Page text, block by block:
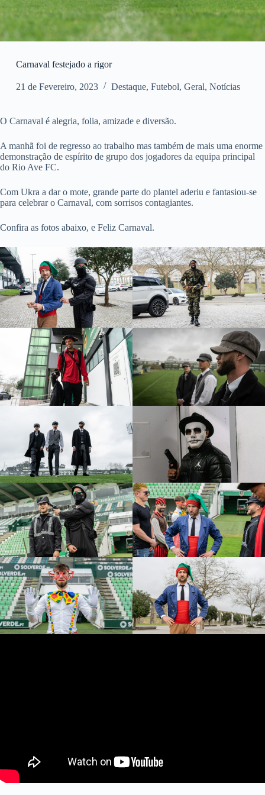
Carnaval festejado a rigor
21 de Fevereiro, 2023 Destaque, Futebol, Geral, Notícias
O Carnaval é alegria, folia, amizade e diversão.
A manhã foi de regresso ao trabalho mas também de mais uma enorme
demonstração de espírito de grupo dos jogadores da equipa principal
do Rio Ave FC.
Com Ukra a dar o mote, grande parte do plantel aderiu e fantasiou-se
para celebrar o Carnaval, com sorrisos contagiantes.
Confira as fotos abaixo, e Feliz Carnaval.